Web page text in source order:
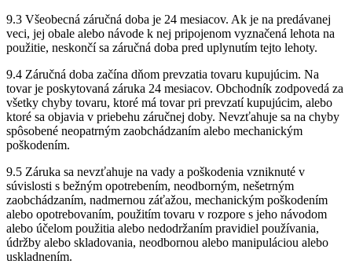
9.3 Všeobecná záručná doba je 24 mesiacov. Ak je na predávanej
veci, jej obale alebo návode k nej pripojenom vyznačená lehota na
použitie, neskončí sa záručná doba pred uplynutím tejto lehoty.
9.4 Záručná doba začína dňom prevzatia tovaru kupujúcim. Na
tovar je poskytovaná záruka 24 mesiacov. Obchodník zodpovedá za
všetky chyby tovaru, ktoré má tovar pri prevzatí kupujúcim, alebo
ktoré sa objavia v priebehu záručnej doby. Nevzťahuje sa na chyby
spôsobené neopatrným zaobchádzaním alebo mechanickým
poškodením.
9.5 Záruka sa nevzťahuje na vady a poškodenia vzniknuté v
súvislosti s bežným opotrebením, neodborným, nešetrným
zaobchádzaním, nadmernou záťažou, mechanickým poškodením
alebo opotrebovaním, použitím tovaru v rozpore s jeho návodom
alebo účelom použitia alebo nedodržaním pravidiel používania,
údržby alebo skladovania, neodbornou alebo manipuláciou alebo
uskladnením.